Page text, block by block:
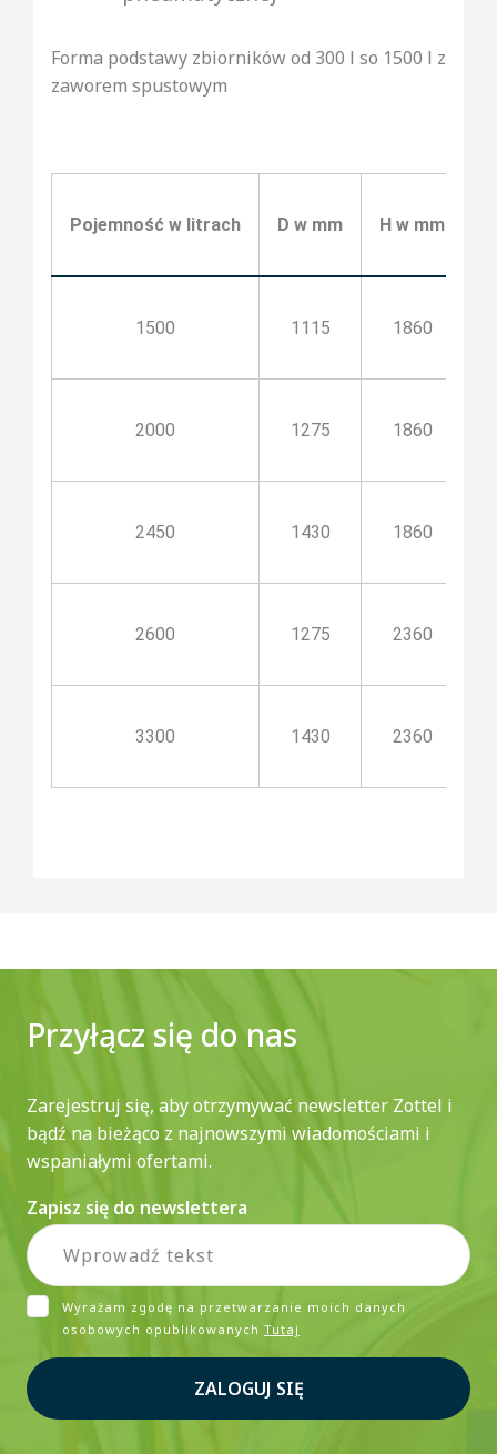
Forma podstawy zbiorników od 300 l so 1500 l z
zaworem spustowym
Pojemność w litrach D w mm H w mm
1500 1115 1860
2000 1275 1860
2450 1430 1860
2600 1275 2360
3300 1430 2360
Przyłącz się do nas
Zarejestruj się, aby otrzymywać newsletter Zottel i
bądź na bieżąco z najnowszymi wiadomościami i
wspaniałymi ofertami.
Zapisz się do newslettera
Wyrażam zgodę na przetwarzanie moich danych
osobowych opublikowanych Tutaj
ZALOGUJ SIĘ